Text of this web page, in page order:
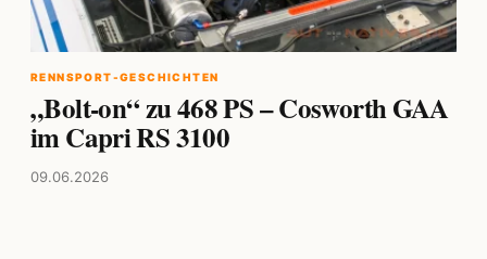
RENNSPORT-GESCHICHTEN
„Bolt-on“ zu 468 PS – Cosworth GAA
im Capri RS 3100
09.06.2026